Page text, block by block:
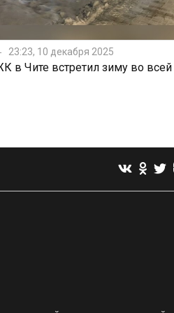
23:23, 10 декабря 2025
в Чите встретил зиму во всей